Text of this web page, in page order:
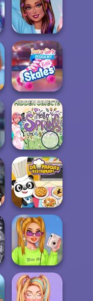
Papa's
Pancakeria
Pastel Academia
Decoraza-mi
patinele cu rotile
Hidden Objects
Hello Spring
Dr Panda
Restaurant